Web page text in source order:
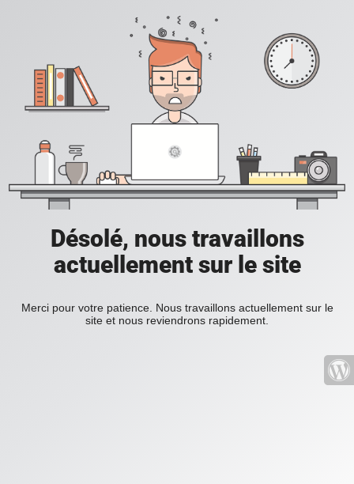
Désolé, nous travaillons
actuellement sur le site
Merci pour votre patience. Nous travaillons actuellement sur le
site et nous reviendrons rapidement.